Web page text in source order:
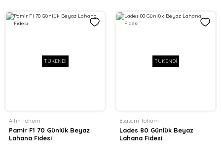
TÜKENDİ
Altın Tohum
Pamir F1 70 Günlük Beyaz
Lahana Fidesi
TÜKENDİ
Esasem Tohum
Lades 80 Günlük Beyaz
Lahana Fidesi